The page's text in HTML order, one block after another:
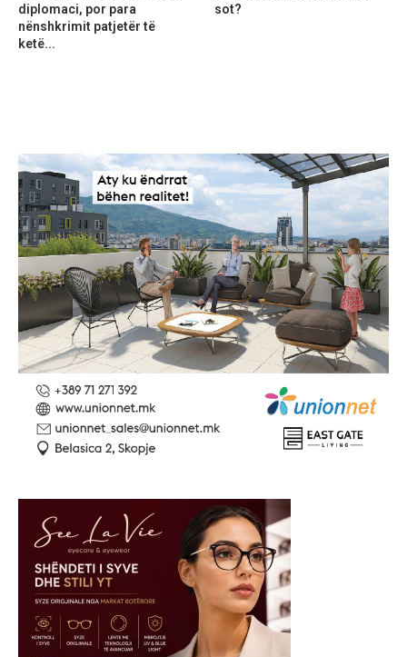
diplomaci, por para
nënshkrimit patjetër të
ketë...
sot?